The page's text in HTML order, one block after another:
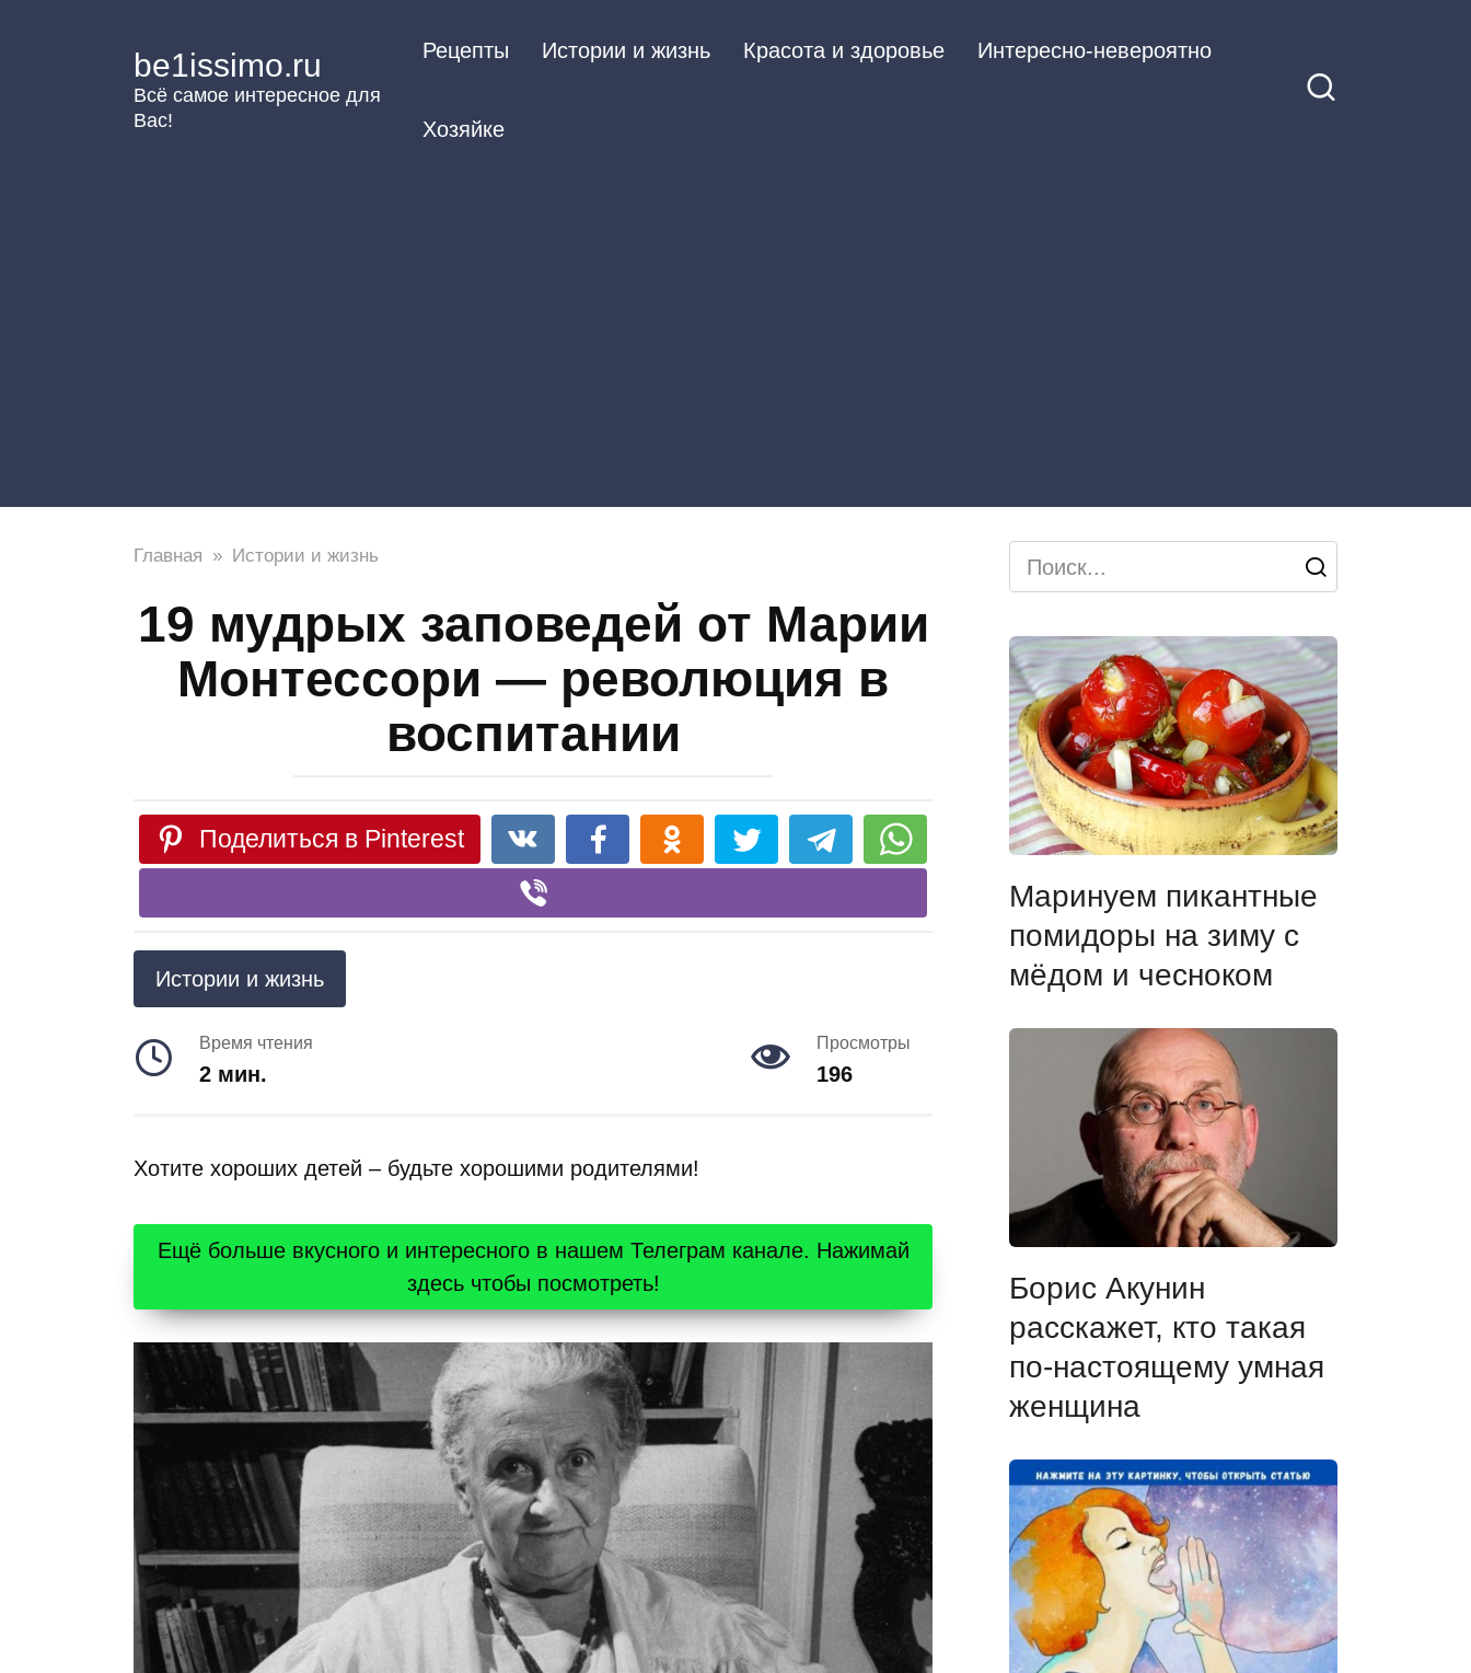
be1issimo.ru
Всё самое интересное для
Вас!
Рецепты Истории и жизнь Красота и здоровье Интересно-невероятно
Хозяйке
Главная » Истории и жизнь
19 мудрых заповедей от Марии
Монтессори — революция в
воспитании
Поделиться в Pinterest
Истории и жизнь
Время чтения
2 мин.
Просмотры
196
Хотите хороших детей – будьте хорошими родителями!
Ещё больше вкусного и интересного в нашем Телеграм канале. Нажимай
здесь чтобы посмотреть!
Search
for:
Маринуем пикантные
помидоры на зиму с
мёдом и чесноком
Борис Акунин
расскажет, кто такая
по-настоящему умная
женщина